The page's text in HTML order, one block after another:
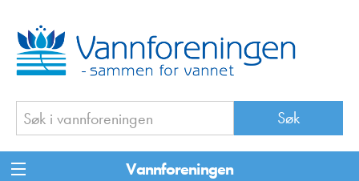
Vannforeningen